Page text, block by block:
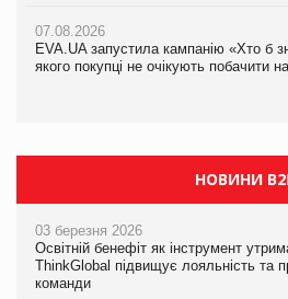
07.08.2026
EVA.UA запустила кампанію «Хто б
якого покупці не очікують побачити
07.08.2026
EVA.UA запустила кампанію «Хто б
якого покупці не очікують побачити
НОВИНИ
03 березня 2026
Освітній бенефіт як інструмент
ThinkGlobal підвищує лояльність та
команди